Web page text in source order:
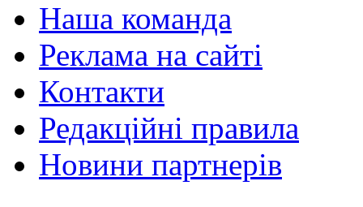
Наша команда
Реклама на сайті
Контакти
Редакційні правила
Новини партнерів